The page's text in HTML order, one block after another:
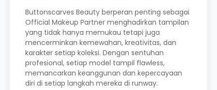
Buttonscarves Beauty berperan penting sebagai
Official Makeup Partner menghadirkan tampilan
yang tidak hanya memukau tetapi juga
mencerminkan kemewahan, kreativitas, dan
karakter setiap koleksi. Dengan sentuhan
profesional, setiap model tampil flawless,
memancarkan keanggunan dan kepercayaan
diri di setiap langkah mereka di runway.